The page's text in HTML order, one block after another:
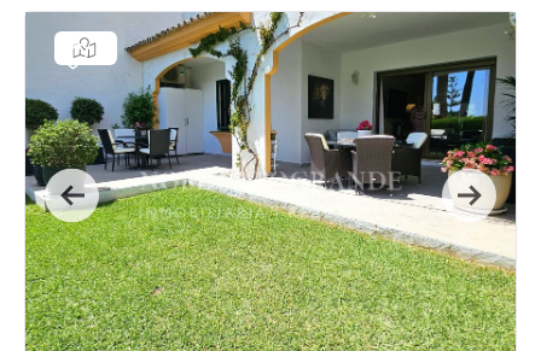
Previous Next